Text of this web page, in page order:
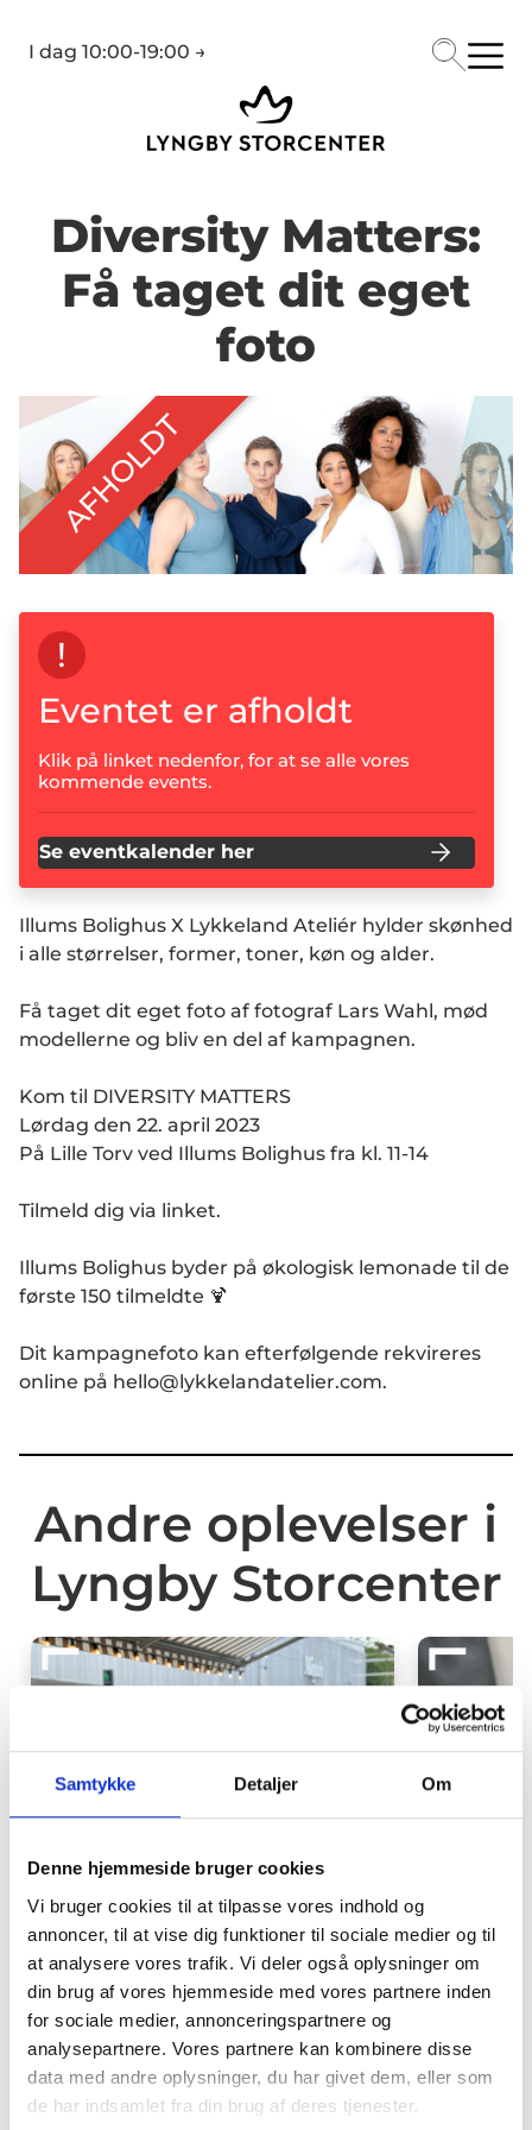
Samtykke Detaljer Om
Denne hjemmeside bruger cookies
Vi bruger cookies til at tilpasse vores indhold og
annoncer, til at vise dig funktioner til sociale medier og til
at analysere vores trafik. Vi deler også oplysninger om
din brug af vores hjemmeside med vores partnere inden
for sociale medier, annonceringspartnere og
analysepartnere. Vores partnere kan kombinere disse
data med andre oplysninger, du har givet dem, eller som
de har indsamlet fra din brug af deres tjenester.
I dag 10:00-19:00 →
Diversity Matters:
Få taget dit eget
foto
AFHOLDT
!
Eventet er afholdt
Klik på linket nedenfor, for at se alle vores
kommende events.
Se eventkalender her
Illums Bolighus X Lykkeland Ateliér hylder skønhed
i alle størrelser, former, toner, køn og alder.
Få taget dit eget foto af fotograf Lars Wahl, mød
modellerne og bliv en del af kampagnen.
Kom til DIVERSITY MATTERS
Lørdag den 22. april 2023
På Lille Torv ved Illums Bolighus fra kl. 11-14
Tilmeld dig via linket.
Illums Bolighus byder på økologisk lemonade til de
første 150 tilmeldte 🍹
Dit kampagnefoto kan efterfølgende rekvireres
online på hello@lykkelandatelier.com.
Andre oplevelser i
Lyngby Storcenter
Langbordsmiddag
hos Mad & Kaffe